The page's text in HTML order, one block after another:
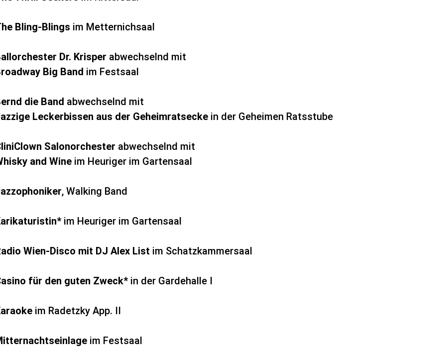
Bling-Blings im Metternichsaal
Dr. Krisper abwechselnd mit
Big Band im Festsaal
die Band abwechselnd mit
Leckerbissen aus der Geheimratsecke in der Geheimen Ratsstube
Salonorchester abwechselnd mit
and Wine im Heuriger im Gartensaal
, Walking Band
im Heuriger im Gartensaal
Wien-Disco mit DJ Alex List im Schatzkammersaal
für den guten Zweck* in der Gardehalle I
im Radetzky App. II
im Festsaal